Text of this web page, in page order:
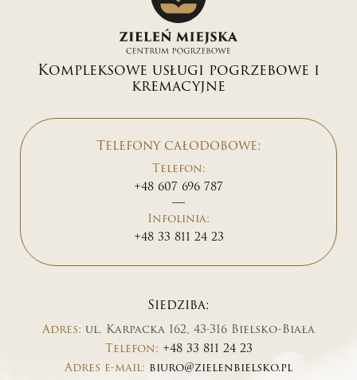
Kompleksowe usługi pogrzebowe i
kremacyjne
Telefony całodobowe:
Telefon:
+48 607 696 787
Infolinia:
+48 33 811 24 23
Siedziba:
Adres: ul. Karpacka 162, 43-316 Bielsko-Biała
Telefon: +48 33 811 24 23
Adres e-mail: biuro@zielenbielsko.pl